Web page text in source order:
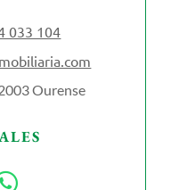
033 104
Ourense